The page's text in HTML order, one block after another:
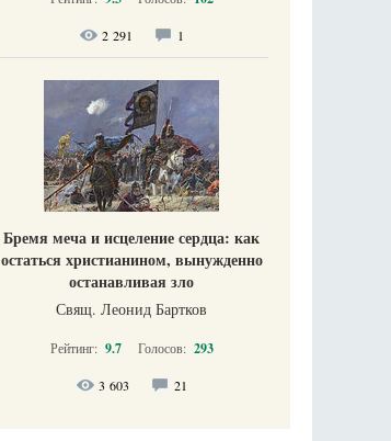
2 291 1
Бремя меча и исцеление сердца: как
остаться христианином, вынужденно
останавливая зло
Свящ. Леонид Бартков
Рейтинг: 9.7 Голосов: 293
3 603 21